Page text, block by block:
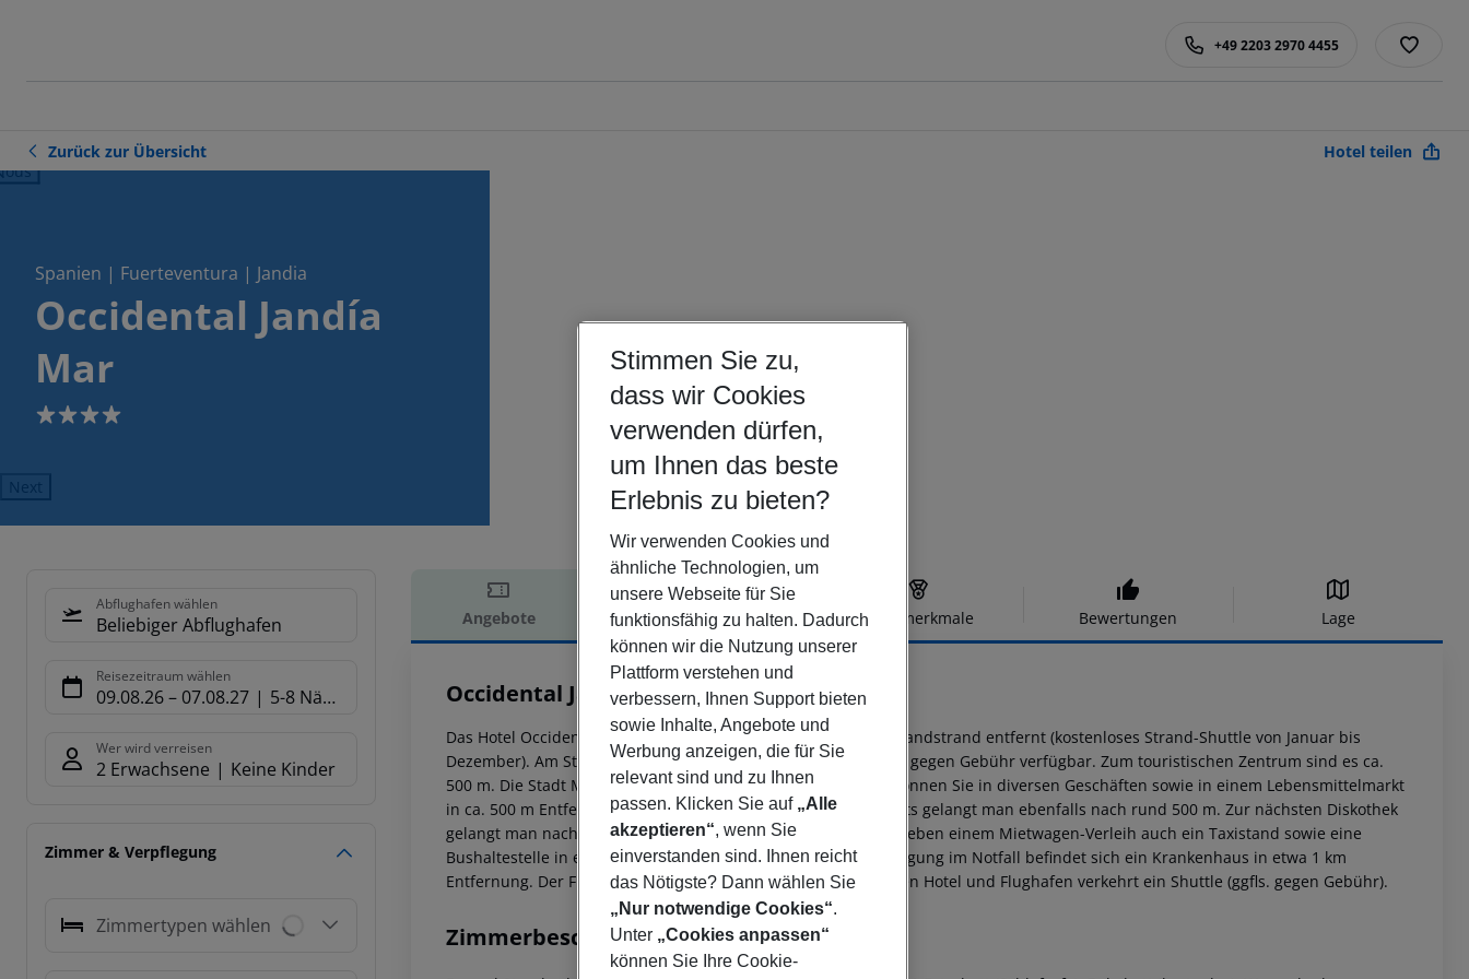
+49 2203 2970 4455
Zurück zur Übersicht Hotel teilen
Spanien | Fuerteventura | Jandia
Occidental Jandía
Mar
4
Next
Abflughafen wählen
Beliebiger Abflughafen
Reisezeitraum wählen
09.08.26– 07.08.27 5-8 Nächte
Wer wird verreisen
2 Erwachsene Keine Kinder
Zimmer & Verpflegung
Zimmertypen wählen
Angebote Hotelbeschreibung Hotelmerkmale Bewertungen Lage
Hotelbeschreibung
Occidental Jandía Mar
4
Das Hotel Occidental Jandia Mar befindet sich ca. 700 m vom Sandstrand entfernt (kostenloses Strand-Shuttle von Januar bis
Dezember). Am Strand sind Sonnenschirme und Sonnenliegen gegen Gebühr verfügbar. Zum touristischen Zentrum sind es ca.
500 m. Die Stadt Morro Jable ist ca. 5 km entfernt. Einkaufen können Sie in diversen Geschäften sowie in einem Lebensmittelmarkt
in ca. 500 m Entfernung. Zu den nächsten Bars und Restaurants gelangt man ebenfalls nach rund 500 m. Zur nächsten Diskothek
gelangt man nach rund 1 km. Für Mobilität im Urlaub sorgen neben einem Mietwagen-Verleih auch ein Taxistand sowie eine
Bushaltestelle in etwa 600 m Entfernung. Zur ärztlichen Versorgung im Notfall befindet sich ein Krankenhaus in etwa 1 km
Entfernung. Der Flughafen (FUE) ist ca. 85 km entfernt. Zwischen Hotel und Flughafen verkehrt ein Shuttle (ggfls. gegen Gebühr).
Zimmerbeschreibung
Stimmen Sie zu,
dass wir Cookies
verwenden dürfen,
um Ihnen das beste
Erlebnis zu bieten?
Wir verwenden Cookies und
ähnliche Technologien, um
unsere Webseite für Sie
funktionsfähig zu halten. Dadurch
können wir die Nutzung unserer
Plattform verstehen und
verbessern, Ihnen Support bieten
sowie Inhalte, Angebote und
Werbung anzeigen, die für Sie
relevant sind und zu Ihnen
passen. Klicken Sie auf „Alle
akzeptieren“, wenn Sie
einverstanden sind. Ihnen reicht
das Nötigste? Dann wählen Sie
„Nur notwendige Cookies“.
Unter „Cookies anpassen“
können Sie Ihre Cookie-